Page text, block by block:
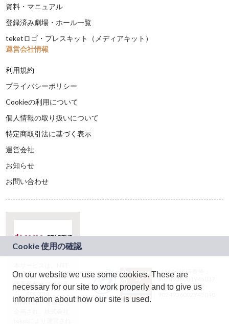
資料・マニュアル
登録済み劇場・ホール一覧
teketロゴ・プレスキット（メディアキット）
運営会社情報
利用規約
プライバシーポリシー
Cookieの利用について
個人情報の取り扱いについて
特定商取引法に基づく表示
運営会社
お知らせ
お問い合わせ
ドコモグループの新
規事業創出プログラ
ム「docomo
STARTUP」を通じて
JASRAC許諾番号：
9024936001Y45037
JASRAC許諾番号：
On our website we use some cookies. These are
necessary for our site to work properly and to give us
information about how our site is used.